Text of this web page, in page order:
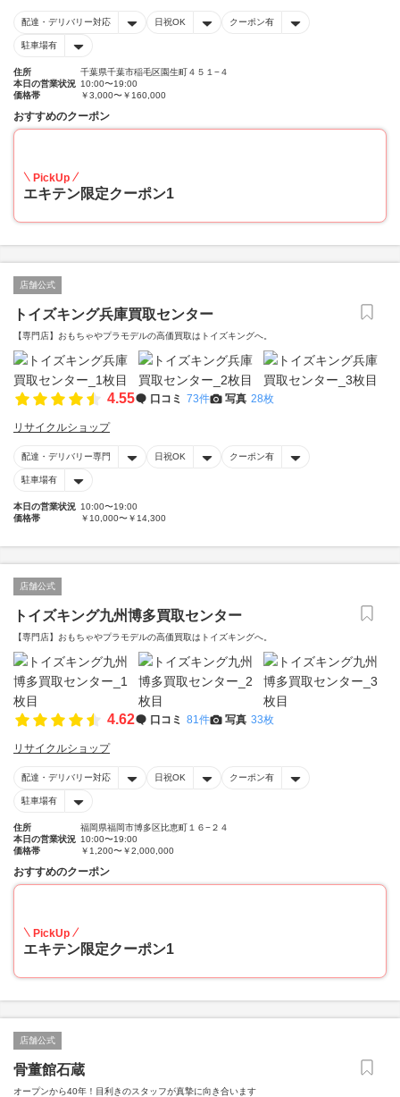
配達・デリバリー対応 日祝OK クーポン有
駐車場有
住所
千葉県千葉市稲毛区園生町４５１−４
本日の営業状況 10:00〜19:00
価格帯
￥3,000〜￥160,000
おすすめのクーポン
PickUp
エキテン限定クーポン1
店舗公式
トイズキング兵庫買取センター
【専門店】おもちゃやプラモデルの高価買取はトイズキングへ。‎
4.55 口コミ 73件 写真 28枚
リサイクルショップ
配達・デリバリー専門 日祝OK クーポン有
駐車場有
本日の営業状況 10:00〜19:00
価格帯
￥10,000〜￥14,300
店舗公式
トイズキング九州博多買取センター
【専門店】おもちゃやプラモデルの高価買取はトイズキングへ。‎
4.62 口コミ 81件 写真 33枚
リサイクルショップ
配達・デリバリー対応 日祝OK クーポン有
駐車場有
住所
福岡県福岡市博多区比恵町１６−２４
本日の営業状況 10:00〜19:00
価格帯
￥1,200〜￥2,000,000
おすすめのクーポン
PickUp
エキテン限定クーポン1
店舗公式
骨董館石蔵
オープンから40年！目利きのスタッフが真摯に向き合います